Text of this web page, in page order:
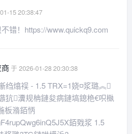
15 20:38:47
错！https://www.quickq9.com
于 2026-01-28 20:30:38
绉熻祦 - 1.5 TRX=1娆¤浆璐︽
犺瀵规柟鏈夋病鏈塙鎴栬€呮槸
板潃銆怲
銆戣浆 1.5